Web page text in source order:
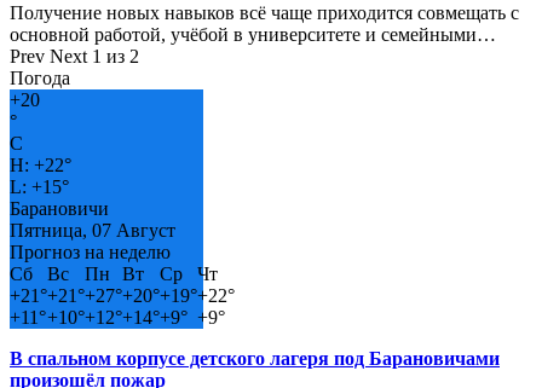
Получение новых навыков всё чаще приходится совмещать с
основной работой, учёбой в университете и семейными…
Prev Next 1 из 2
Погода
+20
°
C
H: +22°
L: +15°
Барановичи
Пятница, 07 Август
Прогноз на неделю
Сб
Вс Пн Вт Ср
Чт
+21°+21°+27°+20°+19°+22°
+11°+10°+12°+14°+9° +9°
В спальном корпусе детского лагеря под Барановичами
произошёл пожар